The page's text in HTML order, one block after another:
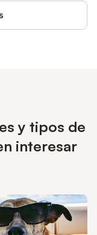
y tipos de
interesar